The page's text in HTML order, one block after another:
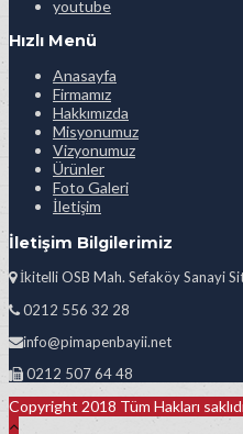
youtube
Hızlı Menü
Anasayfa
Firmamız
Hakkımızda
Misyonumuz
Vizyonumuz
Ürünler
Foto Galeri
İletişim
İletişim Bilgilerimiz
İkitelli OSB Mah. Sefaköy Sanayi
0212 556 32 28
info@pimapenbayii.net
0212 507 64 48
Copyright 2018 Tüm Hakları